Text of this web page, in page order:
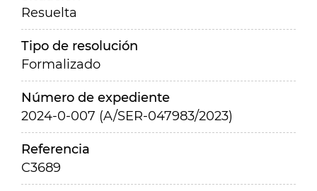
Resuelta
Tipo de resolución
Formalizado
Número de expediente
2024-0-007 (A/SER-047983/2023)
Referencia
C3689